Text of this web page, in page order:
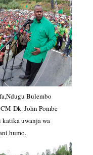
Bulembo
Dk. John Pombe
uwanja wa
humo.